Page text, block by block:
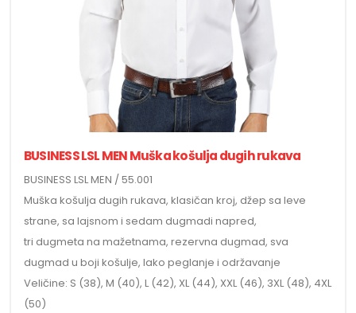
BUSINESS LSL MEN Muška košulja dugih rukava
BUSINESS LSL MEN / 55.001
Muška košulja dugih rukava, klasičan kroj, džep sa leve
strane, sa lajsnom i sedam dugmadi napred,
tri dugmeta na mažetnama, rezervna dugmad, sva
dugmad u boji košulje, lako peglanje i održavanje
Veličine: S (38), M (40), L (42), XL (44), XXL (46), 3XL (48), 4XL
(50)